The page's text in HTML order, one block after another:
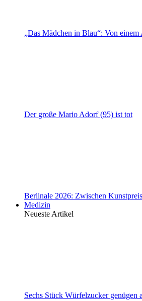
„Das Mädchen in Blau“: Von
Der große Mario Adorf (95) ist tot
Berlinale 2026: Zwischen
Medizin
Neueste Artikel
Sechs Stück Würfelzucker